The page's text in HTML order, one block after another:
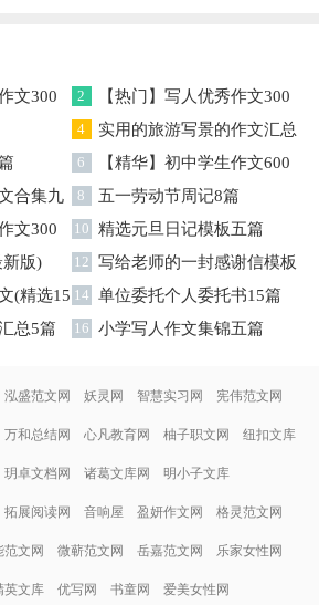
文300
2
【热门】写人优秀作文300
字汇总8篇
4
实用的旅游写景的作文汇总
九篇
6
【精华】初中学生作文600
字集合十篇
合集九
8 五一劳动节周记8篇
文300
10 精选元旦日记模板五篇
新版) 12 写给老师的一封感谢信模板
汇编9篇
(精选15 14 单位委托个人委托书15篇
总5篇 16 小学写人作文集锦五篇
泓盛范文网 妖灵网 智慧实习网 宪伟范文网
万和总结网 心凡教育网 柚子职文网 纽扣文库
玥卓文档网 诸葛文库网 明小子文库
拓展阅读网 音响屋 盈妍作文网 格灵范文网
范文网 微蕲范文网 岳嘉范文网 乐家女性网
英文库 优写网 书童网 爱美女性网